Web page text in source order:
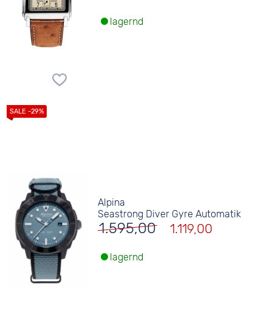
lagernd
Alpina
Seastrong Diver Gyre Automatik
1.595,00 1.119,00
lagernd